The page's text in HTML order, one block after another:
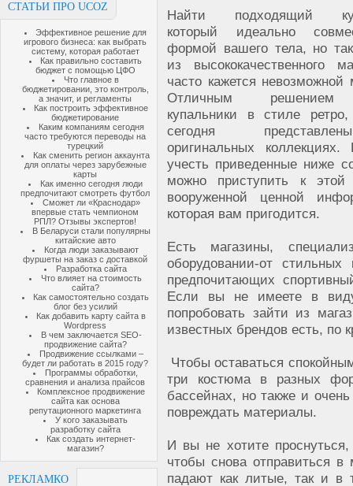
СТАТЬИ ПРО UCOZ
Эффективное решение для
игрового бизнеса: как выбрать
систему, которая работает
Как правильно составить
бюджет с помощью ЦФО
Что главное в
бюджетировании, это контроль,
а значит, и регламенты
Как построить эффективное
бюджетирование
Каким компаниям сегодня
часто требуются переводы на
турецкий
Как сменить регион аккаунта
для оплаты через зарубежные
карты
Как именно сегодня люди
предпочитают смотреть футбол
Сможет ли «Краснодар»
впервые стать чемпионом
РПЛ? Отзывы экспертов!
В Беларуси стали популярны
китайские авто
Когда люди заказывают
фуршеты на заказ с доставкой
Разработка сайта
Что влияет на стоимость
сайта?
Как самостоятельно создать
блог без усилий
Как добавить карту сайта в
Wordpress
В чем заключается SEO-
продвижение сайта?
Продвижение ссылками –
будет ли работать в 2015 году?
Программы обработки,
сравнения и анализа прайсов
Комплексное продвижение
сайта как основа
репутационного маркетинга
У кого заказывать
разработку сайта
Как создать интернет-
магазин?
РЕКЛАМКО
Найти подходящий
который идеально
формой вашего тела, но
из высококачественного
часто кажется невозможной
Отличным решением
купальники в стиле ретро,
сегодня
оригинальных
учесть приведенные ниже
можно приступить к этой
вооруженной ценной
которая вам пригодится.
Есть магазины,
оборудовании-от
предпочитающих
Если вы не имеете в
попробовать зайти из
известных брендов есть, по
Чтобы оставаться
три костюма в разных
бассейнах, но также и
повреждать материалы.
И вы не хотите
чтобы снова отправиться
падают как литые, так и в